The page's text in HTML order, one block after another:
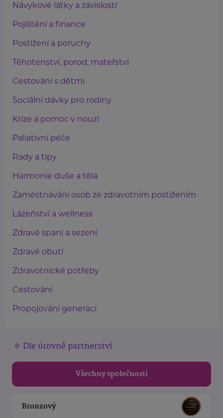
Návykové látky a závislosti
Pojištění a finance
Postižení a poruchy
Těhotenství, porod, mateřství
Cestování s dětmi
Sociální dávky pro rodiny
Krize a pomoc v nouzi
Paliativní péče
Rady a tipy
Harmonie duše a těla
Zaměstnávání osob ze zdravotním postižením
Lázeňství a wellness
Zdravé spaní a sezení
Zdravé obutí
Zdravotnické potřeby
Cestování
Propojování generací
Dle úrovně partnerství
Všechny společnosti
Bronzový